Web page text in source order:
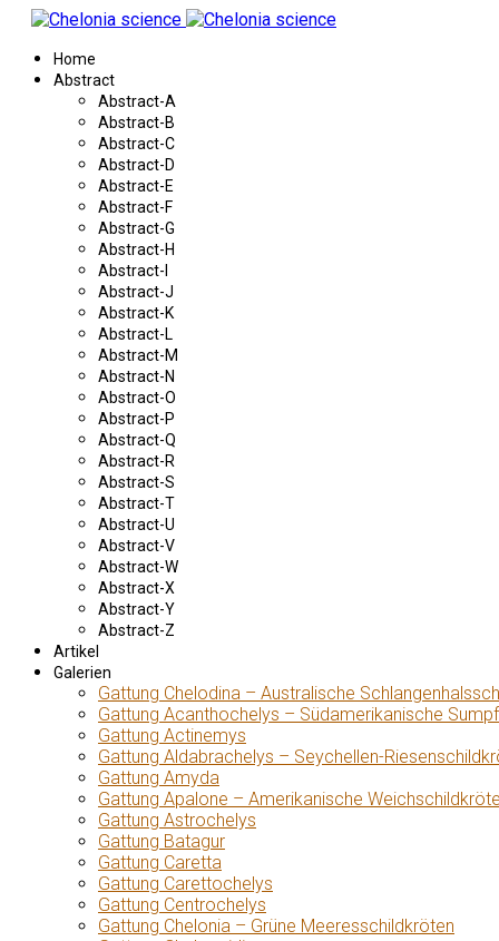
Home
Abstract
Abstract-A
Abstract-B
Abstract-C
Abstract-D
Abstract-E
Abstract-F
Abstract-G
Abstract-H
Abstract-I
Abstract-J
Abstract-K
Abstract-L
Abstract-M
Abstract-N
Abstract-O
Abstract-P
Abstract-Q
Abstract-R
Abstract-S
Abstract-T
Abstract-U
Abstract-V
Abstract-W
Abstract-X
Abstract-Y
Abstract-Z
Artikel
Galerien
Gattung Chelodina – Australische
Gattung Acanthochelys – Südamerikanische
Gattung Actinemys
Gattung Aldabrachelys – Seychellen-
Gattung Amyda
Gattung Apalone – Amerikanische
Gattung Astrochelys
Gattung Batagur
Gattung Caretta
Gattung Carettochelys
Gattung Centrochelys
Gattung Chelonia – Grüne Meeresschildkröten